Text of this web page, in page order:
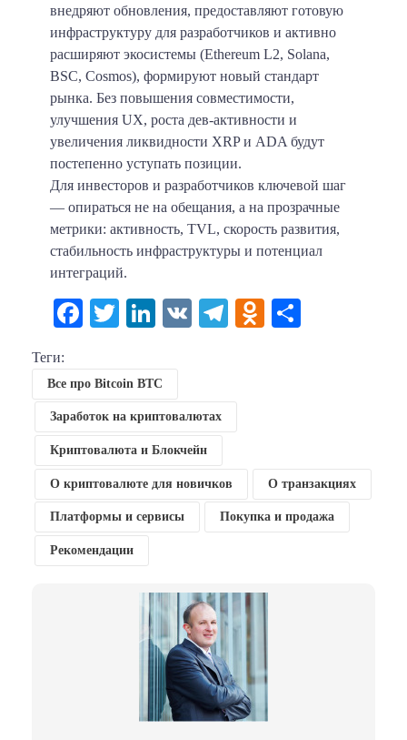
внедряют обновления, предоставляют готовую
инфраструктуру для разработчиков и активно
расширяют экосистемы (Ethereum L2, Solana,
BSC, Cosmos), формируют новый стандарт
рынка. Без повышения совместимости,
улучшения UX, роста дев-активности и
увеличения ликвидности XRP и ADA будут
постепенно уступать позиции.
Для инвесторов и разработчиков ключевой шаг
— опираться не на обещания, а на прозрачные
метрики: активность, TVL, скорость развития,
стабильность инфраструктуры и потенциал
интеграций.
Facebook
TwitterLinkedIn
VK Telegram
Теги:
Все про Bitcoin BTC
Заработок на криптовалютах
Криптовалюта и Блокчейн
О криптовалюте для новичков О транзакциях
Платформы и сервисы Покупка и продажа
Рекомендации